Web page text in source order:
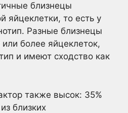
близнецы
яйцеклетки, то есть у
Разные близнецы
более яйцеклеток,
и имеют сходство как
также высок: 35%
близких